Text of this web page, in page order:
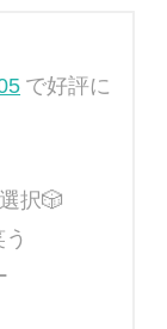
で好評に
択🎲